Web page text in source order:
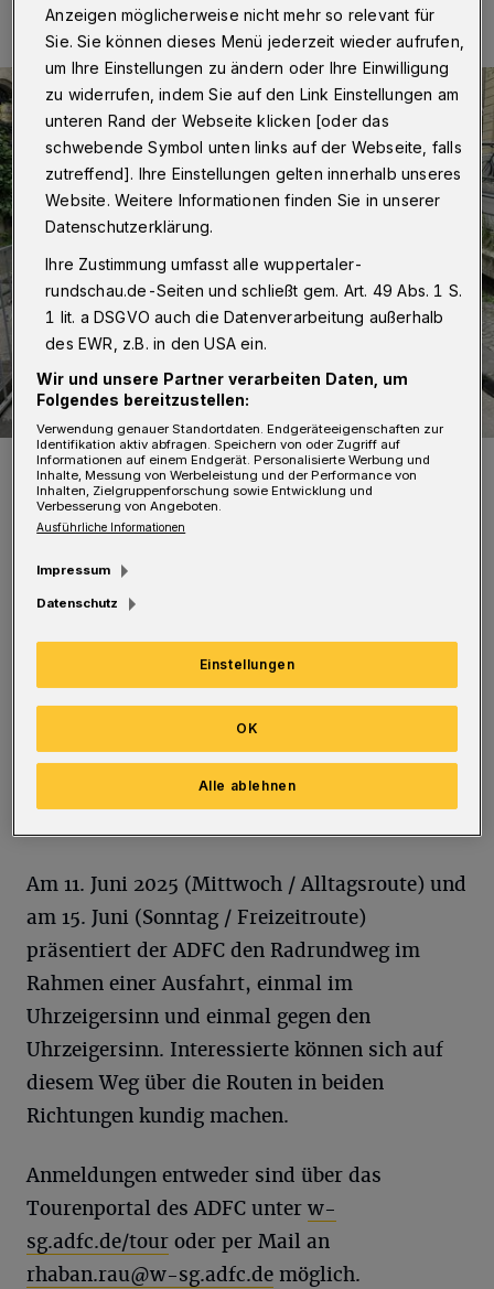
Peter Hopfe und Peter Ritter vom ADFC.
Foto: kom
Z
Stadtbezirke der Stadt zu verbinden und
die Radinfrastruktur zu verbessern. Der
Rundweg wird als so genannte Alltagsroute
etwa 36 Kilometer, als Freizeitroute rund 40
Kilometer lang sein. Die Planung wurde im Juli
Am 11. Juni 2025 (Mittwoch / Alltagsroute) und
am 15. Juni (Sonntag / Freizeitroute)
präsentiert der ADFC den Radrundweg im
Rahmen einer Ausfahrt, einmal im
Uhrzeigersinn und einmal gegen den
Uhrzeigersinn. Interessierte können sich auf
diesem Weg über die Routen in beiden
Richtungen kundig machen.
Anmeldungen entweder sind über das
Tourenportal des ADFC unter w-
sg.adfc.de/tour oder per Mail an
rhaban.rau@w-sg.adfc.de möglich.
Anzeigen möglicherweise nicht mehr so relevant für
Sie. Sie können dieses Menü jederzeit wieder aufrufen,
um Ihre Einstellungen zu ändern oder Ihre Einwilligung
zu widerrufen, indem Sie auf den Link Einstellungen am
unteren Rand der Webseite klicken [oder das
schwebende Symbol unten links auf der Webseite, falls
zutreffend]. Ihre Einstellungen gelten innerhalb unseres
Website. Weitere Informationen finden Sie in unserer
Datenschutzerklärung.
Ihre Zustimmung umfasst alle wuppertaler-
rundschau.de-Seiten und schließt gem. Art. 49 Abs. 1 S.
1 lit. a DSGVO auch die Datenverarbeitung außerhalb
des EWR, z.B. in den USA ein.
Wir und unsere Partner verarbeiten Daten, um
Folgendes bereitzustellen:
Verwendung genauer Standortdaten. Endgeräteeigenschaften zur
Identifikation aktiv abfragen. Speichern von oder Zugriff auf
Informationen auf einem Endgerät. Personalisierte Werbung und
Inhalte, Messung von Werbeleistung und der Performance von
Inhalten, Zielgruppenforschung sowie Entwicklung und
Verbesserung von Angeboten.
Ausführliche Informationen
Impressum
Datenschutz
Einstellungen
Alle ablehnen
OK